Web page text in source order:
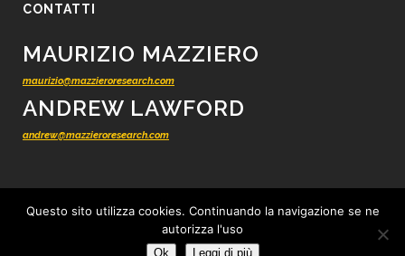
CONTATTI
MAURIZIO MAZZIERO
maurizio@mazzieroresearch.com
ANDREW LAWFORD
andrew@mazzieroresearch.com
© 2012 - 2026 Mazziero Research - Ricerca finanziaria indipendente -
Questo sito utilizza cookies. Continuando la navigazione se ne
autorizza l'uso
Ok Leggi di più